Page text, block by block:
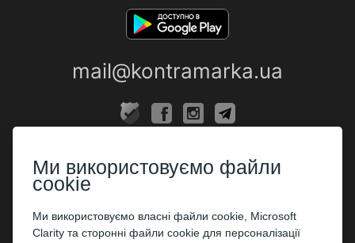
mail@kontramarka.ua
Каси
ПАРТНЕРАМ
Організаторам
Ми використовуємо файли
cookie
Ми використовуємо власні файли cookie, Microsoft
Clarity та сторонні файли cookie для персоналізації